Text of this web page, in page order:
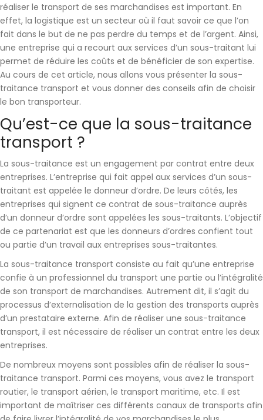
réaliser le transport de ses marchandises est important. En
effet, la logistique est un secteur où il faut savoir ce que l’on
fait dans le but de ne pas perdre du temps et de l’argent. Ainsi,
une entreprise qui a recourt aux services d’un sous-traitant lui
permet de réduire les coûts et de bénéficier de son expertise.
Au cours de cet article, nous allons vous présenter la sous-
traitance transport et vous donner des conseils afin de choisir
le bon transporteur.
Qu’est-ce que la sous-traitance
transport ?
La sous-traitance est un engagement par contrat entre deux
entreprises. L’entreprise qui fait appel aux services d’un sous-
traitant est appelée le donneur d’ordre. De leurs côtés, les
entreprises qui signent ce contrat de sous-traitance auprès
d’un donneur d’ordre sont appelées les sous-traitants. L’objectif
de ce partenariat est que les donneurs d’ordres confient tout
ou partie d’un travail aux entreprises sous-traitantes.
La sous-traitance transport consiste au fait qu’une entreprise
confie à un professionnel du transport une partie ou l’intégralité
de son transport de marchandises. Autrement dit, il s’agit du
processus d’externalisation de la gestion des transports auprès
d’un prestataire externe. Afin de réaliser une sous-traitance
transport, il est nécessaire de réaliser un contrat entre les deux
entreprises.
De nombreux moyens sont possibles afin de réaliser la sous-
traitance transport. Parmi ces moyens, vous avez le transport
routier, le transport aérien, le transport maritime, etc. Il est
important de maîtriser ces différents canaux de transports afin